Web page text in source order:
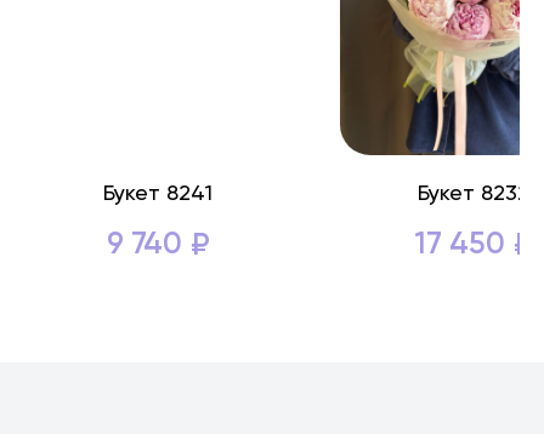
Букет 8241
9 740 ₽
Букет 8232
17 450 ₽